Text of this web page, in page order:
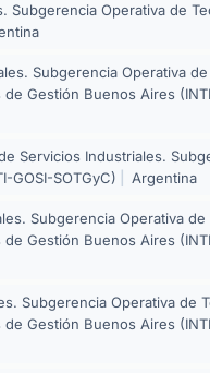
Subgerencia Operativa de
Subgerencia Operativa
Gestión Buenos Aires
Servicios Industriales.
GOSI-SOTGyC)
Argentina
Subgerencia Operativa
Gestión Buenos Aires
Subgerencia Operativa de
Gestión Buenos Aires